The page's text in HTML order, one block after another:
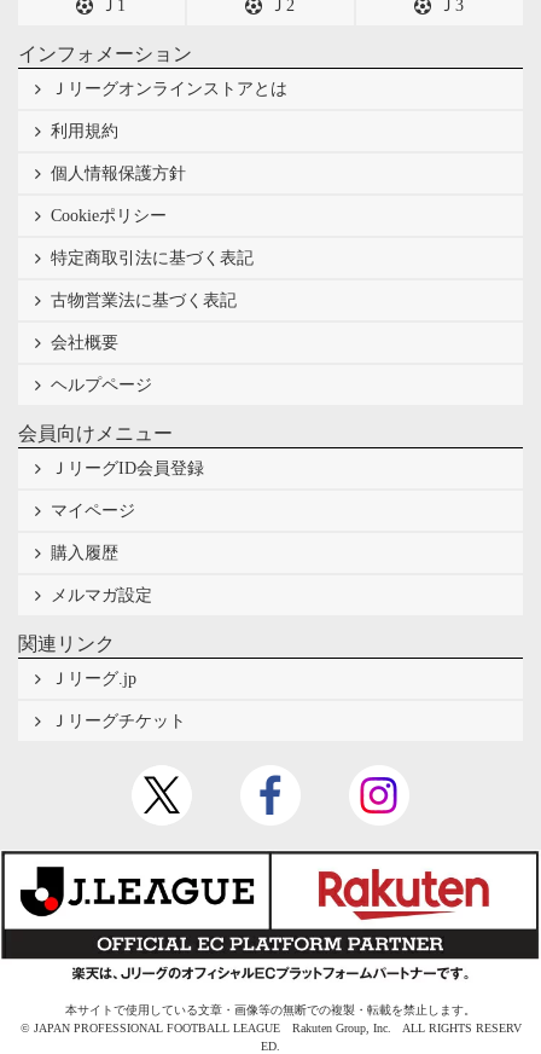
Ｊ1 Ｊ2 Ｊ3
インフォメーション
Ｊリーグオンラインストアとは
利用規約
個人情報保護方針
Cookieポリシー
特定商取引法に基づく表記
古物営業法に基づく表記
会社概要
ヘルプページ
会員向けメニュー
ＪリーグID会員登録
マイページ
購入履歴
メルマガ設定
関連リンク
Ｊリーグ.jp
Ｊリーグチケット
本サイトで使用している文章・画像等の無断での複製・転載を禁止します。
© JAPAN PROFESSIONAL FOOTBALL LEAGUE Rakuten Group, Inc. ALL RIGHTS RESERV
ED.